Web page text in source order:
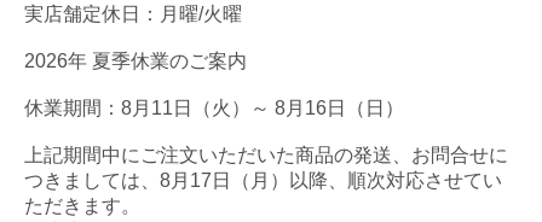
実店舗定休日：月曜/火曜
2026年 夏季休業のご案内
休業期間：8月11日（火）～ 8月16日（日）
上記期間中にご注文いただいた商品の発送、お問合せに
つきましては、8月17日（月）以降、順次対応させてい
ただきます。